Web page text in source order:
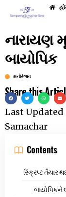
નારાયણ
બાયોપિક
મનોરંજન
Share this
Last Updated
Samachar
Contents
સ્ક્રિપ્ટ તૈયાર
બાયોપિકને